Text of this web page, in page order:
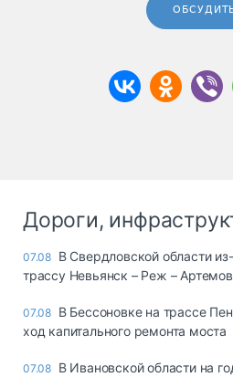
Дороги,
07.08 В Свердловской области
трассу Невьянск – Реж –
07.08 В Бессоновке на трассе
ход капитального ремонта моста
07.08 В Ивановской области на